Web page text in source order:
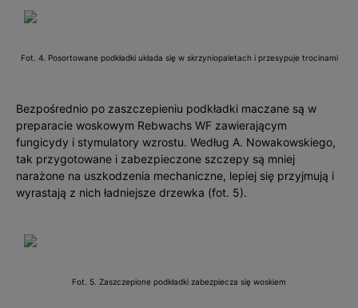
Fot. 4. Posortowane podkładki układa się w skrzyniopaletach i przesypuje trocinami
Bezpośrednio po zaszczepieniu podkładki maczane są w
preparacie woskowym Rebwachs WF zawierającym
fungicydy i stymulatory wzrostu. Według A. Nowakowskiego,
tak przygotowane i zabezpieczone szczepy są mniej
narażone na uszkodzenia mechaniczne, lepiej się przyjmują i
wyrastają z nich ładniejsze drzewka (fot. 5).
Fot. 5. Zaszczepione podkładki zabezpiecza się woskiem